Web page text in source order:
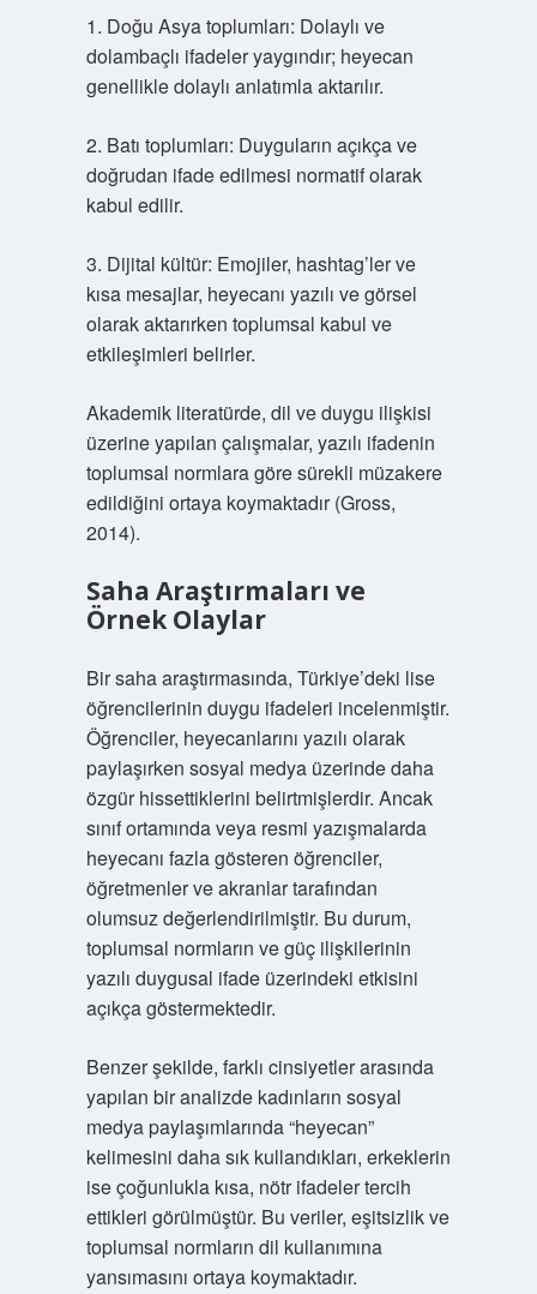
1. Doğu Asya toplumları: Dolaylı ve
dolambaçlı ifadeler yaygındır; heyecan
genellikle dolaylı anlatımla aktarılır.
2. Batı toplumları: Duyguların açıkça ve
doğrudan ifade edilmesi normatif olarak
kabul edilir.
3. Dijital kültür: Emojiler, hashtag’ler ve
kısa mesajlar, heyecanı yazılı ve görsel
olarak aktarırken toplumsal kabul ve
etkileşimleri belirler.
Akademik literatürde, dil ve duygu ilişkisi
üzerine yapılan çalışmalar, yazılı ifadenin
toplumsal normlara göre sürekli müzakere
edildiğini ortaya koymaktadır (Gross,
2014).
Saha Araştırmaları ve
Örnek Olaylar
Bir saha araştırmasında, Türkiye’deki lise
öğrencilerinin duygu ifadeleri incelenmiştir.
Öğrenciler, heyecanlarını yazılı olarak
paylaşırken sosyal medya üzerinde daha
özgür hissettiklerini belirtmişlerdir. Ancak
sınıf ortamında veya resmi yazışmalarda
heyecanı fazla gösteren öğrenciler,
öğretmenler ve akranlar tarafından
olumsuz değerlendirilmiştir. Bu durum,
toplumsal normların ve güç ilişkilerinin
yazılı duygusal ifade üzerindeki etkisini
açıkça göstermektedir.
Benzer şekilde, farklı cinsiyetler arasında
yapılan bir analizde kadınların sosyal
medya paylaşımlarında “heyecan”
kelimesini daha sık kullandıkları, erkeklerin
ise çoğunlukla kısa, nötr ifadeler tercih
ettikleri görülmüştür. Bu veriler, eşitsizlik ve
toplumsal normların dil kullanımına
yansımasını ortaya koymaktadır.